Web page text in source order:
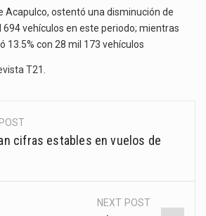
Acapulco, ostentó una disminución de
694 vehículos en este periodo; mientras
13.5% con 28 mil 173 vehículos
T21
cifras estables en vuelos de
NEXT POST